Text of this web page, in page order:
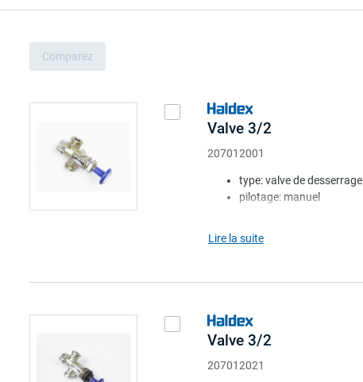
Comparez
Valve 3/2
207012001
type: valve de desserrage
pilotage: manuel
ressort: sans
Lire la suite
Valve 3/2
207012021